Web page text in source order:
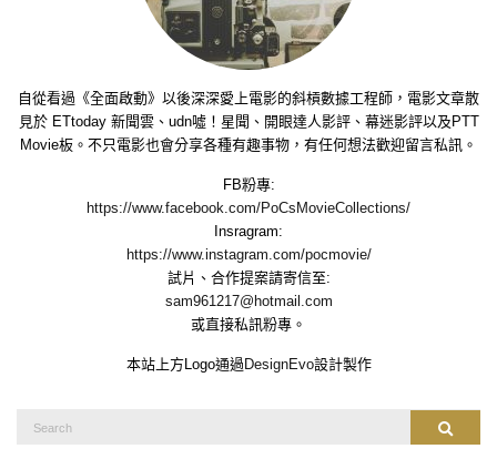
自從看過《全面啟動》以後深深愛上電影的斜槓數據工程師，電影文章散
見於 ETtoday 新聞雲、udn噓！星聞、開眼達人影評、幕迷影評以及PTT
Movie板。不只電影也會分享各種有趣事物，有任何想法歡迎留言私訊。
FB粉專:
https://www.facebook.com/PoCsMovieCollections/
Insragram:
https://www.instagram.com/pocmovie/
試片、合作提案請寄信至:
sam961217@hotmail.com
或直接私訊粉專。
本站上方Logo通過 DesignEvo設計製作
Search